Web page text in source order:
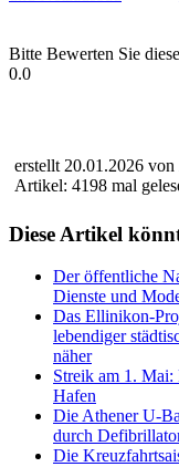
Bitte Bewerten Sie
0.0
erstellt 20.01.2026 von
Artikel: 4198 mal
Diese Artikel
Der öffentliche
Dienste und
Das Ellinikon-
lebendiger
näher
Streik am 1. Mai:
Hafen
Die Athener U-
durch
Die